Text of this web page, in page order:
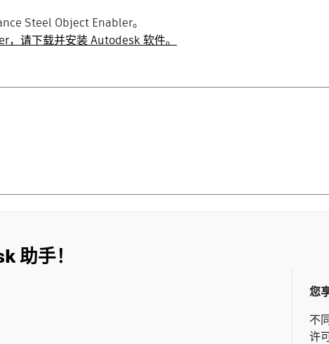
Steel Object Enabler。
请下载并安装 Autodesk 软件。
助手！
您
不
许